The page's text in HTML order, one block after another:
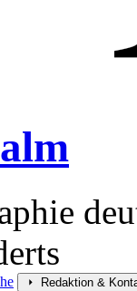
Redaktion &